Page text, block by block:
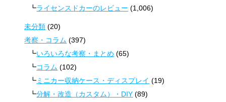
ライセンスドカーのレビュー (1,006)
未分類 (20)
考察・コラム (397)
いろいろな考察・まとめ (65)
コラム (102)
ミニカー収納ケース・ディスプレイ (19)
分解・改造（カスタム）・DIY (89)